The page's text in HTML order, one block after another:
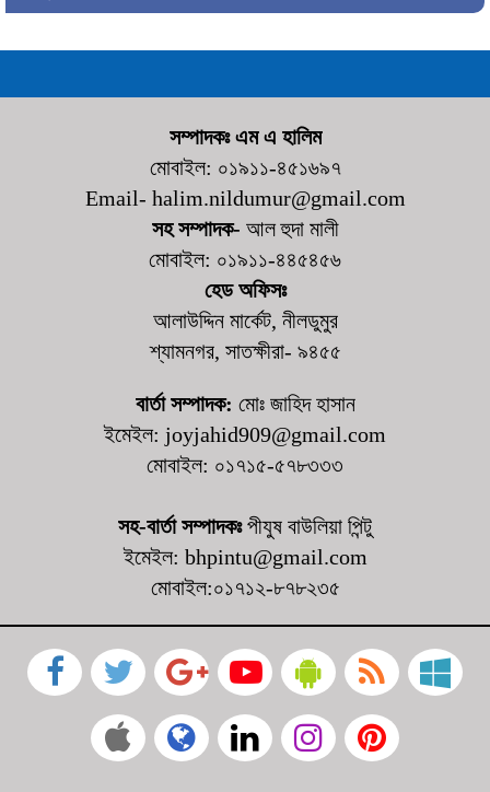
কালিগঞ্জের ভ্রাম্যমাণ আদালতের অভিযান: ৫টি
প্রতিষ্ঠানে জরিমানা
কালিগঞ্জে চেয়ারম্যান পদপ্রার্থী শেখ আলমগীর
হোসেনের নিজস্ব অর্থায়নে খালের ওপর বাঁশের সাঁকো
নির্মাণ
কালিগঞ্জে দুর্নীতি প্রতিরোধ বিষয়ক বিতর্ক প্রতিযোগিতায় চ্যাম্পিয়ন নলতা
সম্পাদকঃ এম এ হালিম
মোবাইল: ০১৯১১-৪৫১৬৯৭
Email- halim.nildumur@gmail.com
সহ সম্পাদক- আল হুদা মালী
মোবাইল: ০১৯১১-৪৪৫৪৫৬
হেড অফিসঃ
আলাউদ্দিন মার্কেট, নীলডুমুর
শ্যামনগর, সাতক্ষীরা- ৯৪৫৫
বার্তা সম্পাদক: মোঃ জাহিদ হাসান
ইমেইল: joyjahid909@gmail.com
মোবাইল: ০১৭১৫-৫৭৮৩৩৩
সহ-বার্তা সম্পাদকঃপীযুষ বাউলিয়া পিন্টু
ইমেইল: bhpintu@gmail.com
মোবাইল:০১৭১২-৮৭৮২৩৫